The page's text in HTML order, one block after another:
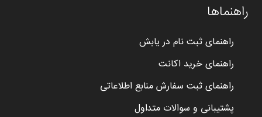
راهنماها
راهنمای ثبت نام در یابش
راهنمای خرید اکانت
راهنمای ثبت سفارش منابع اطلاعاتی
پشتیبانی و سوالات متداول